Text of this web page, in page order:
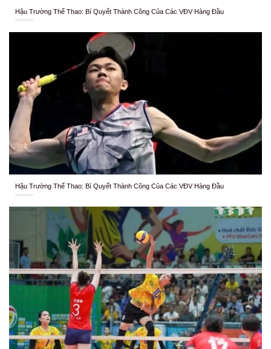
Hậu Trường Thể Thao: Bí Quyết Thành Công Của Các VĐV Hàng Đầu
Hậu Trường Thể Thao: Bí Quyết Thành Công Của Các VĐV Hàng Đầu